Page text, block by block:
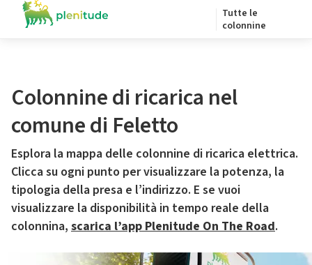
Tutte le
colonnine
Colonnine di ricarica nel
comune di Feletto
Esplora la mappa delle colonnine di ricarica elettrica.
Clicca su ogni punto per visualizzare la potenza, la
tipologia della presa e l’indirizzo. E se vuoi
visualizzare la disponibilità in tempo reale della
colonnina, scarica l’app Plenitude On The Road.